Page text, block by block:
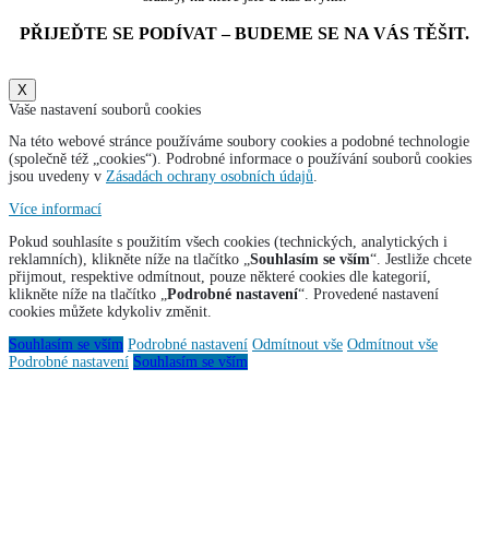
PŘIJEĎTE SE PODÍVAT – BUDEME SE NA VÁS TĚŠIT.
X
Vaše nastavení souborů cookies
Na této webové stránce používáme soubory cookies a podobné technologie
(společně též „cookies“). Podrobné informace o používání souborů cookies
jsou uvedeny v Zásadách ochrany osobních údajů.
Více informací
Pokud souhlasíte s použitím všech cookies (technických, analytických i
reklamních), klikněte níže na tlačítko „ Souhlasím se vším“. Jestliže chcete
přijmout, respektive odmítnout, pouze některé cookies dle kategorií,
klikněte níže na tlačítko „ Podrobné nastavení“. Provedené nastavení
cookies můžete kdykoliv změnit.
Souhlasím se vším Podrobné nastavení Odmítnout vše Odmítnout vše
Podrobné nastavení Souhlasím se vším